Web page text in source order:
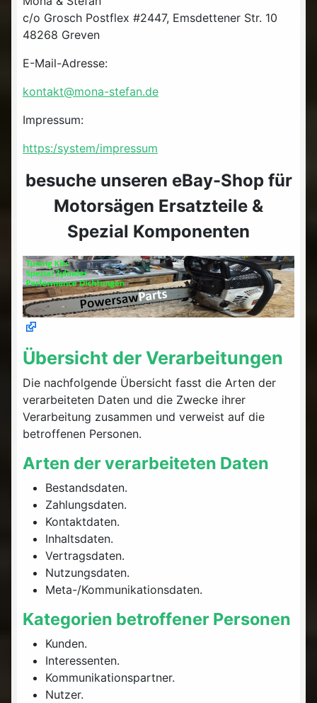
c/o Grosch Postflex #2447, Emsdettener Str. 10
48268 Greven
E-Mail-Adresse:
kontakt@mona-stefan.de
Impressum:
https:/system/impressum
besuche unseren eBay-Shop für
Motorsägen Ersatzteile &
Spezial Komponenten
Übersicht der Verarbeitungen
Die nachfolgende Übersicht fasst die Arten der
verarbeiteten Daten und die Zwecke ihrer
Verarbeitung zusammen und verweist auf die
betroffenen Personen.
Arten der verarbeiteten Daten
Bestandsdaten.
Zahlungsdaten.
Kontaktdaten.
Inhaltsdaten.
Vertragsdaten.
Nutzungsdaten.
Meta-/Kommunikationsdaten.
Kategorien betroffener Personen
Kunden.
Interessenten.
Kommunikationspartner.
Nutzer.